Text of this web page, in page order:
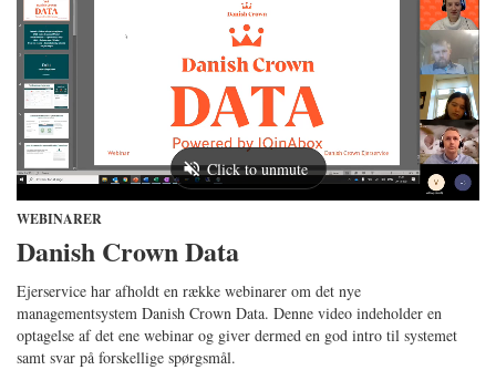
WEBINARER
Danish Crown Data
Ejerservice har afholdt en række webinarer om det nye
managementsystem Danish Crown Data. Denne video indeholder en
optagelse af det ene webinar og giver dermed en god intro til systemet
samt svar på forskellige spørgsmål.